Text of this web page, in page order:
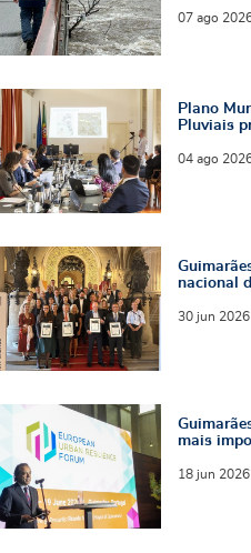
07 ago
Municipal dePlano
Pluviais
04 ago
é
nacional
30 jun 2026
acolhe um
mais
18 jun 2026